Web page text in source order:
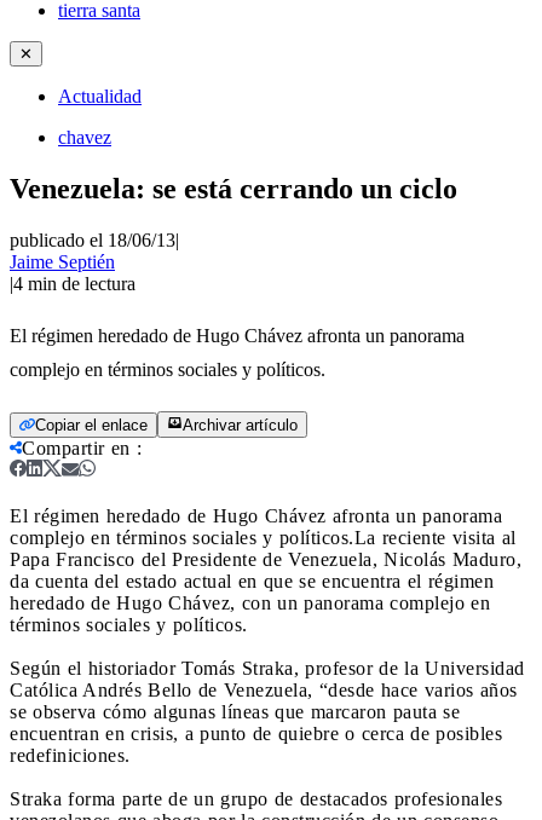
tierra santa
✕
Actualidad
chavez
Venezuela: se está cerrando un ciclo
publicado el 18/06/13|
Jaime Septién
|4 min de lectura
El régimen heredado de Hugo Chávez afronta un panorama
complejo en términos sociales y políticos.
Copiar el enlace Archivar artículo
Compartir en :
El régimen heredado de Hugo Chávez afronta un panorama
complejo en términos sociales y políticos.La reciente visita al
Papa Francisco del Presidente de Venezuela, Nicolás Maduro,
da cuenta del estado actual en que se encuentra el régimen
heredado de Hugo Chávez, con un panorama complejo en
términos sociales y políticos.
Según el historiador Tomás Straka, profesor de la Universidad
Católica Andrés Bello de Venezuela, “desde hace varios años
se observa cómo algunas líneas que marcaron pauta se
encuentran en crisis, a punto de quiebre o cerca de posibles
redefiniciones.
Straka forma parte de un grupo de destacados profesionales